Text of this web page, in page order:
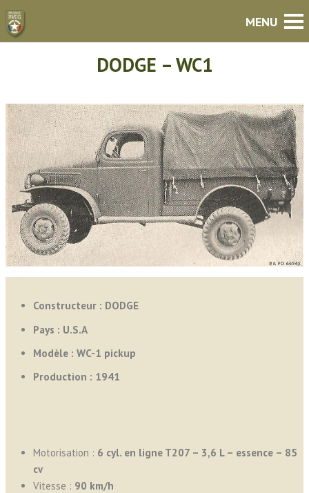
DODGE – WC1
Constructeur : DODGE
Pays : U.S.A
Modèle : WC-1 pickup
Production : 1941
Motorisation : 6 cyl. en ligne T207 – 3,6 L – essence – 85
cv
Vitesse : 90 km/h